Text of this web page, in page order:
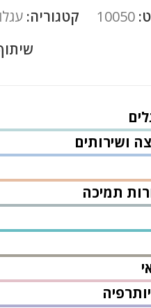
ושירותים
תמיכה
10050 קטגוריה: